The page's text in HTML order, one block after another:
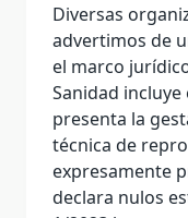
Diversas
advertimos de
el marco
Sanidad
presenta la
técnica de
expresamente
declara nulos